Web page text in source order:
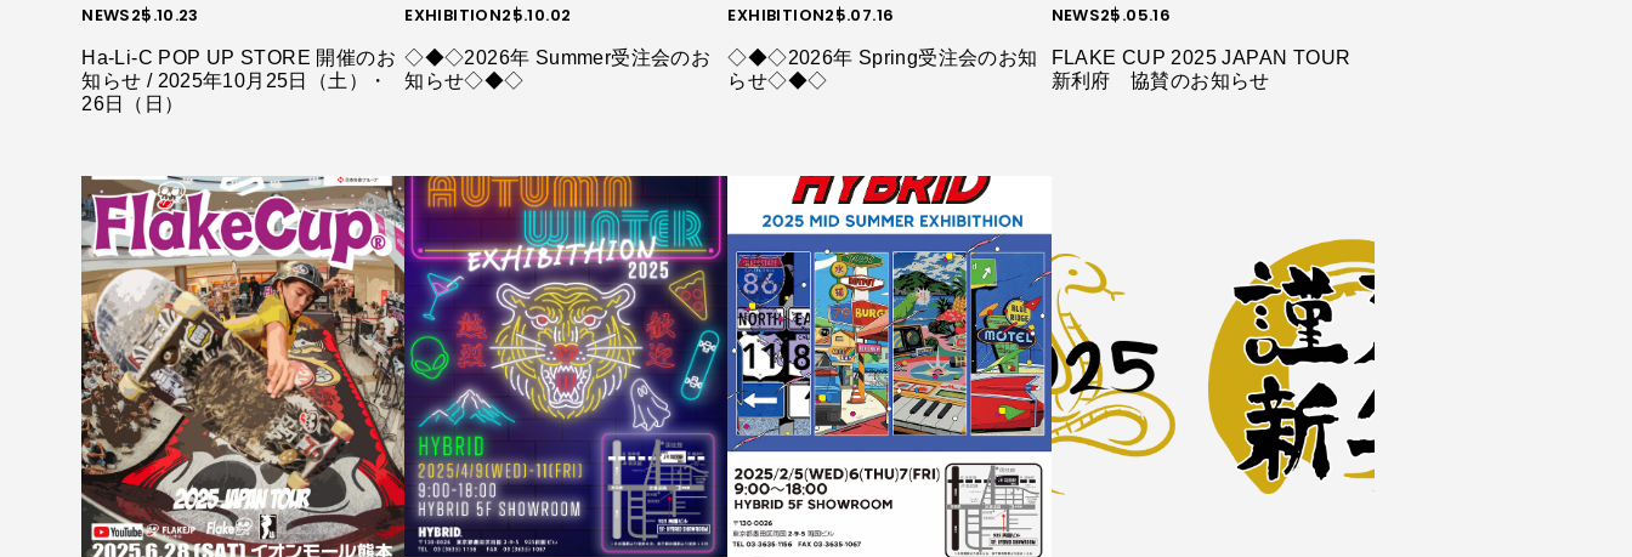
NEWS25.10.23
Ha-Li-C POP UP STORE 開催のお
知らせ / 2025年10月25日（土）・
26日（日）
EXHIBITION25.10.02
◇◆◇2026年 Summer受注会のお
知らせ◇◆◇
EXHIBITION25.07.16
◇◆◇2026年 Spring受注会のお知
らせ◇◆◇
NEWS25.05.16
FLAKE CUP 2025 JAPAN TOUR
新利府 協賛のお知らせ